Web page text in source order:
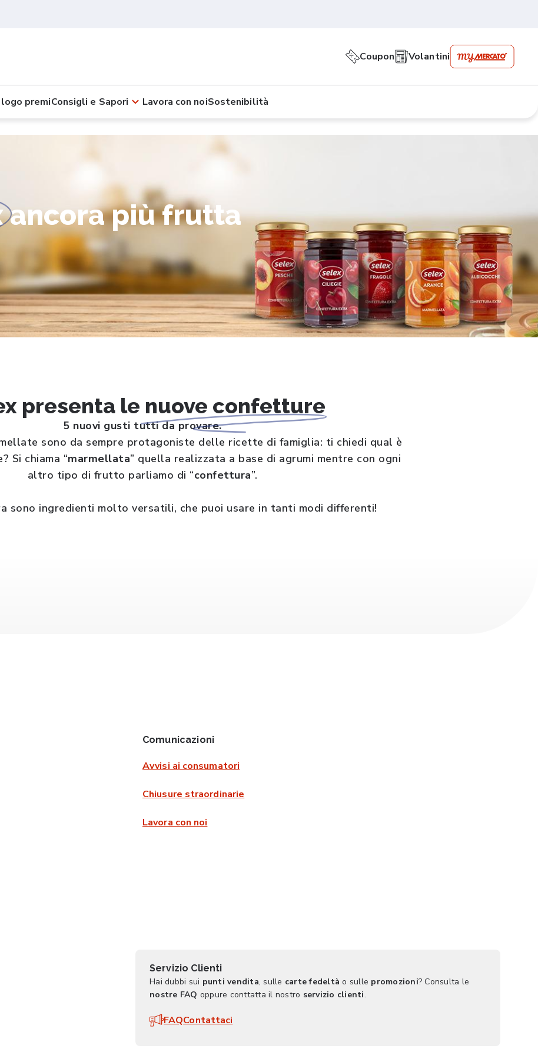
Coupon Volantini
premiConsigli e Sapori Lavora con noiSostenibilità
ancora più frutta
presenta le nuove confetture
5 nuovi gusti tutti da provare.
sono da sempre protagoniste delle ricette di famiglia: ti chiedi qual è
Si chiama “marmellata” quella realizzata a base di agrumi mentre con ogni
altro tipo di frutto parliamo di “confettura”.
sono ingredienti molto versatili, che puoi usare in tanti modi differenti!
Comunicazioni
Avvisi ai consumatori
Chiusure straordinarie
Lavora con noi
Servizio Clienti
Hai dubbi sui punti vendita, sulle carte fedeltà o sulle promozioni? Consulta le
nostre FAQ oppure conttatta il nostro servizio clienti.
FAQContattaci